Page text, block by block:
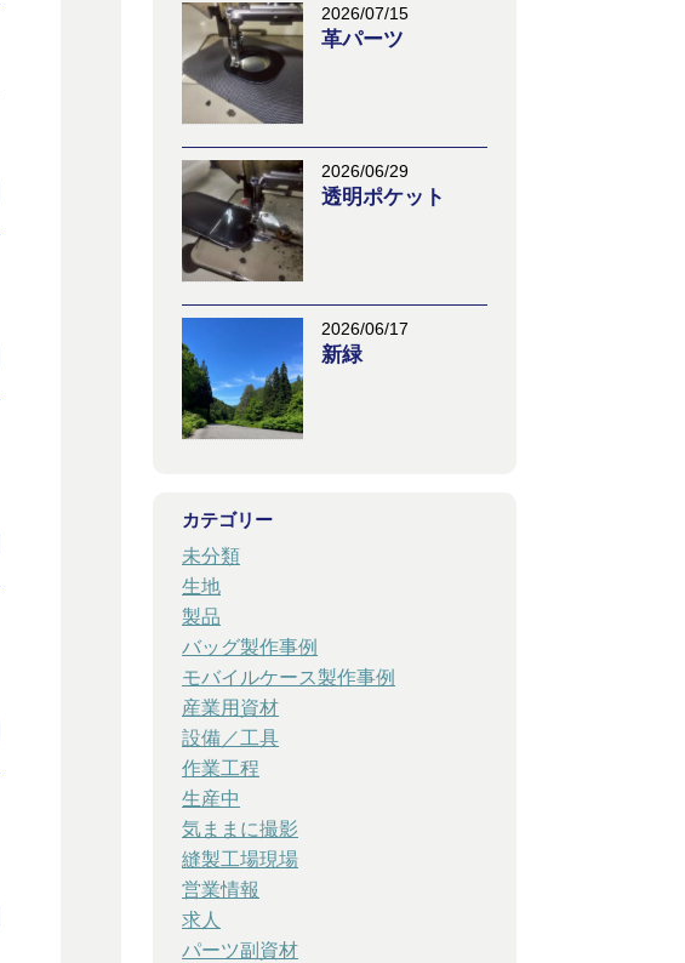
2026/07/15
革パーツ
2026/06/29
透明ポケット
2026/06/17
新緑
カテゴリー
未分類
生地
製品
バッグ製作事例
モバイルケース製作事例
産業用資材
設備／工具
作業工程
生産中
気ままに撮影
縫製工場現場
営業情報
求人
パーツ副資材